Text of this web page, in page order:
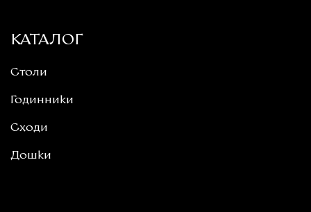
КАТАЛОГ
Столи
Годинники
Сходи
Дошки